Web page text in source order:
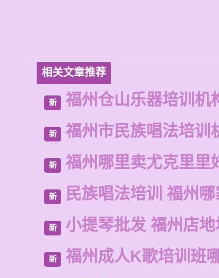
相关文章推荐
新 福州仓山乐器培训机
新 福州市民族唱法培训
新 福州哪里卖尤克里里
新 民族唱法培训 福州
新 小提琴批发 福州店
新 福州成人K歌培训班